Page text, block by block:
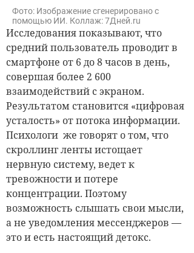
Фото: Изображение сгенерировано с
помощью ИИ. Коллаж: 7Дней.ru
Исследования показывают, что
средний пользователь проводит в
смартфоне от 6 до 8 часов в день,
совершая более 2 600
взаимодействий с экраном.
Результатом становится «цифровая
усталость» от потока информации.
Психологи же говорят о том, что
скроллинг ленты истощает
нервную систему, ведет к
тревожности и потере
концентрации. Поэтому
возможность слышать свои мысли,
а не уведомления мессенджеров —
это и есть настоящий детокс.